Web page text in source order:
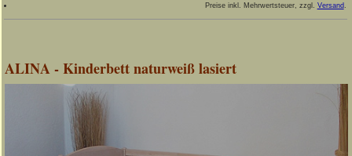
Preise inkl. Mehrwertsteuer, zzgl. Versand
ALINA - Kinderbett naturweiß lasiert